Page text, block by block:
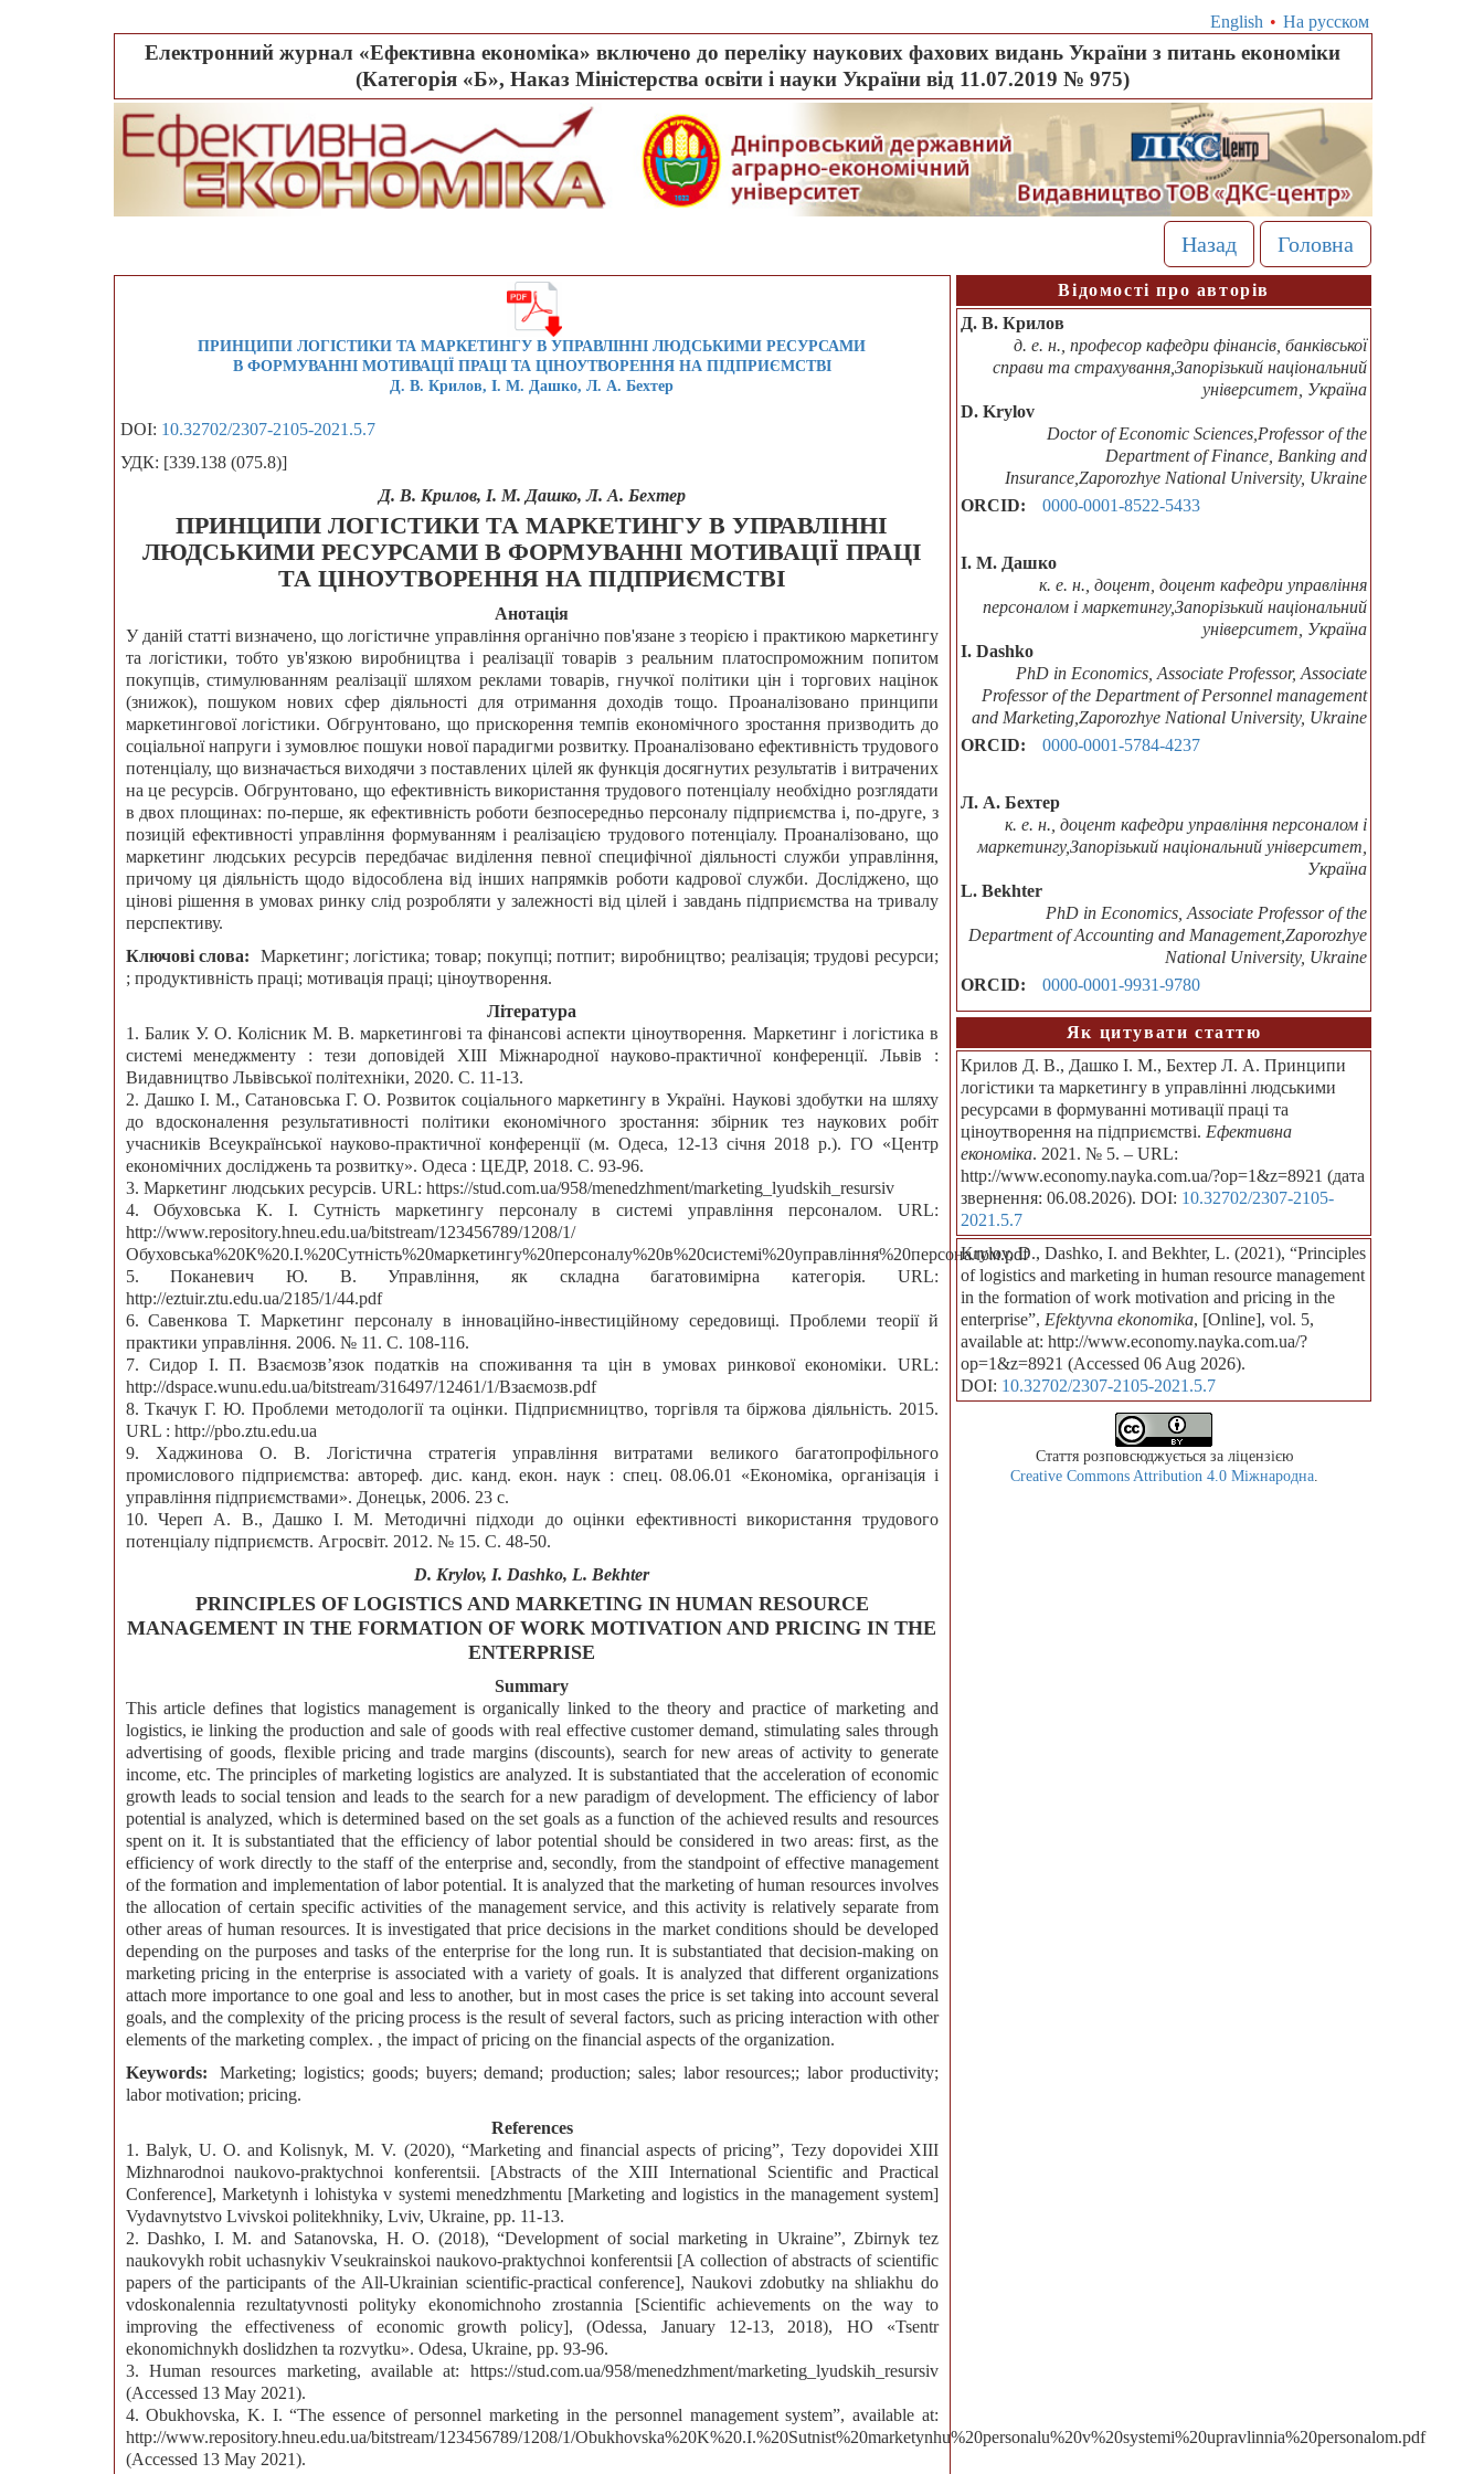
English • На русском
Електронний журнал «Ефективна економіка» включено до переліку наукових фахових видань України з питань економіки
(Категорія «Б», Наказ Міністерства освіти і науки України від 11.07.2019 № 975)
Назад Головна
ПРИНЦИПИ ЛОГІСТИКИ ТА МАРКЕТИНГУ В УПРАВЛІННІ ЛЮДСЬКИМИ РЕСУРСАМИ
В ФОРМУВАННІ МОТИВАЦІЇ ПРАЦІ ТА ЦІНОУТВОРЕННЯ НА ПІДПРИЄМСТВІ
Д. В. Крилов, І. М. Дашко, Л. А. Бехтер
DOI: 10.32702/2307-2105-2021.5.7
УДК: [339.138 (075.8)]
Д. В. Крилов, І. М. Дашко, Л. А. Бехтер
ПРИНЦИПИ ЛОГІСТИКИ ТА МАРКЕТИНГУ В УПРАВЛІННІ
ЛЮДСЬКИМИ РЕСУРСАМИ В ФОРМУВАННІ МОТИВАЦІЇ ПРАЦІ
ТА ЦІНОУТВОРЕННЯ НА ПІДПРИЄМСТВІ
Анотація
У даній статті визначено, що логістичне управління органічно пов'язане з теорією і практикою маркетингу
та логістики, тобто ув'язкою виробництва і реалізації товарів з реальним платоспроможним попитом
покупців, стимулюванням реалізації шляхом реклами товарів, гнучкої політики цін і торгових націнок
(знижок), пошуком нових сфер діяльності для отримання доходів тощо. Проаналізовано принципи
маркетингової логістики. Обгрунтовано, що прискорення темпів економічного зростання призводить до
соціальної напруги і зумовлює пошуки нової парадигми розвитку. Проаналізовано ефективність трудового
потенціалу, що визначається виходячи з поставлених цілей як функція досягнутих результатів і витрачених
на це ресурсів. Обгрунтовано, що ефективність використання трудового потенціалу необхідно розглядати
в двох площинах: по-перше, як ефективність роботи безпосередньо персоналу підприємства і, по-друге, з
позицій ефективності управління формуванням і реалізацією трудового потенціалу. Проаналізовано, що
маркетинг людських ресурсів передбачає виділення певної специфічної діяльності служби управління,
причому ця діяльність щодо відособлена від інших напрямків роботи кадрової служби. Досліджено, що
цінові рішення в умовах ринку слід розробляти у залежності від цілей і завдань підприємства на тривалу
перспективу.
Ключові слова:
Маркетинг; логістика; товар; покупці; потпит; виробництво; реалізація; трудові ресурси;
; продуктивність праці; мотивація праці; ціноутворення.
Література
1. Балик У. О. Колісник М. В. маркетингові та фінансові аспекти ціноутворення. Маркетинг і логістика в
системі менеджменту : тези доповідей XІІI Міжнародної науково-практичної конференції. Львів :
Видавництво Львівської політехніки, 2020. С. 11-13.
2. Дашко І. М., Сатановська Г. О. Розвиток соціального маркетингу в Україні. Наукові здобутки на шляху
до вдосконалення результативності політики економічного зростання: збірник тез наукових робіт
учасників Всеукраїнської науково-практичної конференції (м. Одеса, 12-13 січня 2018 р.). ГО «Центр
економічних досліджень та розвитку». Одеса : ЦЕДР, 2018. С. 93-96.
3. Маркетинг людських ресурсів. URL: https://stud.com.ua/958/menedzhment/marketing_lyudskih_resursiv
4. Обуховська К. І. Сутність маркетингу персоналу в системі управління персоналом. URL:
http://www.repository.hneu.edu.ua/bitstream/123456789/1208/1/
Обуховська%20К%20.І.%20Сутність%20маркетингу%20персоналу%20в%20системі%20управління%20персоналом.pdf
5. Поканевич Ю. В. Управління, як складна багатовимірна категорія. URL:
http://eztuir.ztu.edu.ua/2185/1/44.pdf
6. Савенкова Т. Маркетинг персоналу в інноваційно-інвестиційному середовищі. Проблеми теорії й
практики управління. 2006. № 11. С. 108-116.
7. Сидор І. П. Взаємозв’язок податків на споживання та цін в умовах ринкової економіки. URL:
http://dspace.wunu.edu.ua/bitstream/316497/12461/1/Взаємозв.pdf
8. Ткачук Г. Ю. Проблеми методології та оцінки. Підприємництво, торгівля та біржова діяльність. 2015.
URL : http://pbo.ztu.edu.ua
9. Хаджинова О. В. Логістична стратегія управління витратами великого багатопрофільного
промислового підприємства: автореф. дис. канд. екон. наук : спец. 08.06.01 «Економіка, організація і
управління підприємствами». Донецьк, 2006. 23 с.
10. Череп А. В., Дашко І. М. Методичні підходи до оцінки ефективності використання трудового
потенціалу підприємств. Агросвіт. 2012. № 15. С. 48-50.
D. Krylov, I. Dashko, L. Bekhter
PRINCIPLES OF LOGISTICS AND MARKETING IN HUMAN RESOURCE
MANAGEMENT IN THE FORMATION OF WORK MOTIVATION AND PRICING IN THE
ENTERPRISE
Summary
This article defines that logistics management is organically linked to the theory and practice of marketing and
logistics, ie linking the production and sale of goods with real effective customer demand, stimulating sales through
advertising of goods, flexible pricing and trade margins (discounts), search for new areas of activity to generate
income, etc. The principles of marketing logistics are analyzed. It is substantiated that the acceleration of economic
growth leads to social tension and leads to the search for a new paradigm of development. The efficiency of labor
potential is analyzed, which is determined based on the set goals as a function of the achieved results and resources
spent on it. It is substantiated that the efficiency of labor potential should be considered in two areas: first, as the
efficiency of work directly to the staff of the enterprise and, secondly, from the standpoint of effective management
of the formation and implementation of labor potential. It is analyzed that the marketing of human resources involves
the allocation of certain specific activities of the management service, and this activity is relatively separate from
other areas of human resources. It is investigated that price decisions in the market conditions should be developed
depending on the purposes and tasks of the enterprise for the long run. It is substantiated that decision-making on
marketing pricing in the enterprise is associated with a variety of goals. It is analyzed that different organizations
attach more importance to one goal and less to another, but in most cases the price is set taking into account several
goals, and the complexity of the pricing process is the result of several factors, such as pricing interaction with other
elements of the marketing complex. , the impact of pricing on the financial aspects of the organization.
Keywords:
Marketing; logistics; goods; buyers; demand; production; sales; labor resources;; labor productivity;
labor motivation; pricing.
References
1. Balyk, U. O. and Kolisnyk, M. V. (2020), “Marketing and financial aspects of pricing”, Tezy dopovidei XIII
Mizhnarodnoi naukovo-praktychnoi konferentsii. [Abstracts of the XIII International Scientific and Practical
Conference], Marketynh i lohistyka v systemi menedzhmentu [Marketing and logistics in the management system]
Vydavnytstvo Lvivskoi politekhniky, Lviv, Ukraine, pp. 11-13.
2. Dashko, I. M. and Satanovska, H. O. (2018), “Development of social marketing in Ukraine”, Zbirnyk tez
naukovykh robit uchasnykiv Vseukrainskoi naukovo-praktychnoi konferentsii [A collection of abstracts of scientific
papers of the participants of the All-Ukrainian scientific-practical conference], Naukovi zdobutky na shliakhu do
vdoskonalennia rezultatyvnosti polityky ekonomichnoho zrostannia [Scientific achievements on the way to
improving the effectiveness of economic growth policy], (Odessa, January 12-13, 2018), HO «Tsentr
ekonomichnykh doslidzhen ta rozvytku». Odesa, Ukraine, pp. 93-96.
3. Human resources marketing, available at: https://stud.com.ua/958/menedzhment/marketing_lyudskih_resursiv
(Accessed 13 May 2021).
4. Obukhovska, K. I. “The essence of personnel marketing in the personnel management system”, available at:
http://www.repository.hneu.edu.ua/bitstream/123456789/1208/1/Obukhovska%20K%20.I.%20Sutnist%20marketynhu%20personalu%20v%20systemi%20upravlinnia%20personalom.pdf
(Accessed 13 May 2021).
Відомості про авторів
Д. В. Крилов
д. е. н., професор кафедри фінансів, банківської
справи та страхування,Запорізький національний
університет, Україна
D. Krylov
Doctor of Economic Sciences,Professor of the
Department of Finance, Banking and
Insurance,Zaporozhye National University, Ukraine
ORCID:
0000-0001-8522-5433
І. М. Дашко
к. е. н., доцент, доцент кафедри управління
персоналом і маркетингу,Запорізький національний
університет, Україна
I. Dashko
PhD in Economics, Associate Professor, Associate
Professor of the Department of Personnel management
and Marketing,Zaporozhye National University, Ukraine
ORCID:
0000-0001-5784-4237
Л. А. Бехтер
к. е. н., доцент кафедри управління персоналом і
маркетингу,Запорізький національний університет,
Україна
L. Bekhter
PhD in Economics, Associate Professor of the
Department of Accounting and Management,Zaporozhye
National University, Ukraine
ORCID:
0000-0001-9931-9780
Як цитувати статтю
Крилов Д. В., Дашко І. М., Бехтер Л. А. Принципи
логістики та маркетингу в управлінні людськими
ресурсами в формуванні мотивації праці та
ціноутворення на підприємстві. Ефективна
економіка. 2021. № 5. – URL:
http://www.economy.nayka.com.ua/?op=1&z=8921 (дата
звернення: 06.08.2026). DOI: 10.32702/2307-2105-
2021.5.7
Krylov, D., Dashko, I. and Bekhter, L. (2021), “Principles
of logistics and marketing in human resource management
in the formation of work motivation and pricing in the
enterprise”, Efektyvna ekonomika, [Online], vol. 5,
available at: http://www.economy.nayka.com.ua/?
op=1&z=8921 (Accessed 06 Aug 2026).
DOI: 10.32702/2307-2105-2021.5.7
Стаття розповсюджується за ліцензією
Creative Commons Attribution 4.0 Міжнародна.